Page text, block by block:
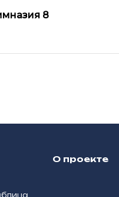
8
О проекте